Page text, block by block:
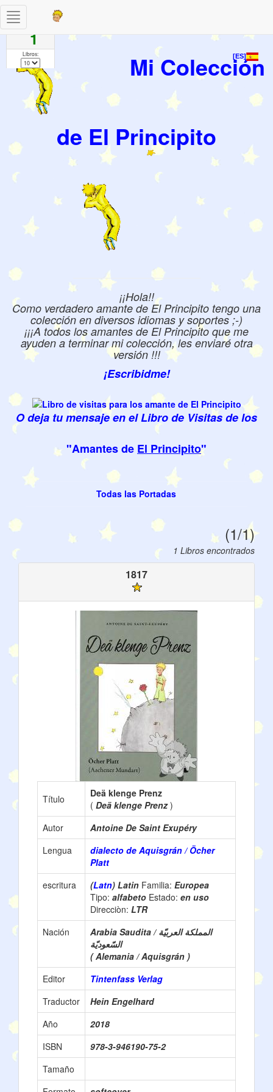
[ES]
Mi Colección
de El Principito
¡¡Hola!!
Como verdadero amante de El Principito tengo una
colección en diversos idiomas y soportes ;-)
¡¡¡A todos los amantes de El Principito que me
ayuden a terminar mi colección, les enviaré otra
versión !!!
¡Escribidme!
O deja tu mensaje en el Libro de Visitas de los
"Amantes de El Principito"
Todas las Portadas
Toggle
navigation
(1/1)
1 Libros encontrados
Paginas
1
Libros:
1817
Título
Deä klenge Prenz
( Deä klenge Prenz)
Autor
Antoine De Saint Exupéry
Lengua
dialecto de Aquisgrán / Öcher
Platt
escritura
(Latn) Latin Familia: Europea
Tipo: alfabeto Estado: en uso
Direcciòn: LTR
Nación
Arabia Saudita / المملكة العربيّة
السّعوديّة
( Alemania / Aquisgrán )
Editor
Tintenfass Verlag
Traductor
Hein Engelhard
Año
2018
ISBN
978-3-946190-75-2
Tamaño